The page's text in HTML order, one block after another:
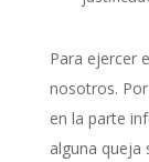
Para ejercer
nosotros.
en la parte
alguna